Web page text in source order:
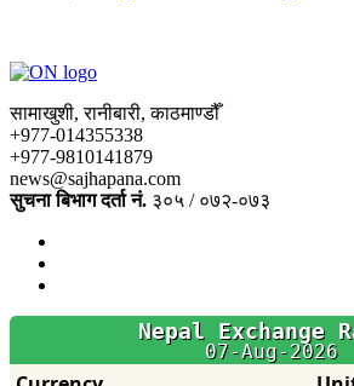
सामाखुशी, रानीबारी, काठमाण्डौँ
+977-014355338
+977-9810141879
news@sajhapana.com
सुचना बिभाग दर्ता नं. ३०५ / ०७२-०७३